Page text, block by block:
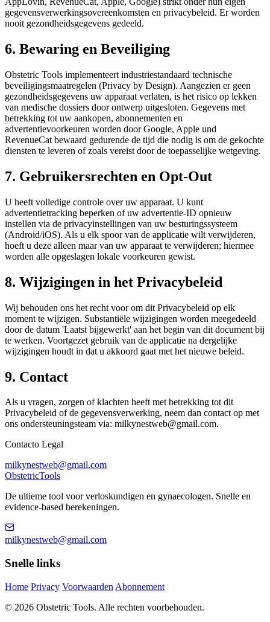
gegevensverwerkingsovereenkomsten en privacybeleid. Er worden
nooit gezondheidsgegevens gedeeld.
6. Bewaring en Beveiliging
Obstetric Tools implementeert industriestandaard technische
beveiligingsmaatregelen (Privacy by Design). Aangezien er geen
gezondheidsgegevens uw apparaat verlaten, is het risico op lekken
van medische dossiers door ontwerp uitgesloten. Gegevens met
betrekking tot uw aankopen, abonnementen en
advertentievoorkeuren worden door Google, Apple und
RevenueCat bewaard gedurende de tijd die nodig is om de gekochte
diensten te leveren of zoals vereist door de toepasselijke wetgeving.
7. Gebruikersrechten en Opt-Out
U heeft volledige controle over uw apparaat. U kunt
advertentietracking beperken of uw advertentie-ID opnieuw
instellen via de privacyinstellingen van uw besturingssysteem
(Android/iOS). Als u elk spoor van de applicatie wilt verwijderen,
hoeft u deze alleen maar van uw apparaat te verwijderen; hiermee
worden alle opgeslagen lokale voorkeuren gewist.
8. Wijzigingen in het Privacybeleid
Wij behouden ons het recht voor om dit Privacybeleid op elk
moment te wijzigen. Substantiële wijzigingen worden meegedeeld
door de datum 'Laatst bijgewerkt' aan het begin van dit document bij
te werken. Voortgezet gebruik van de applicatie na dergelijke
wijzigingen houdt in dat u akkoord gaat met het nieuwe beleid.
9. Contact
Als u vragen, zorgen of klachten heeft met betrekking tot dit
Privacybeleid of de gegevensverwerking, neem dan contact op met
ons ondersteuningsteam via: milkynestweb@gmail.com.
Contacto Legal
milkynestweb@gmail.com
ObstetricTools
De ultieme tool voor verloskundigen en gynaecologen. Snelle en
evidence-based berekeningen.
milkynestweb@gmail.com
Snelle links
Home Privacy Voorwaarden Abonnement
© 2026 Obstetric Tools. Alle rechten voorbehouden.